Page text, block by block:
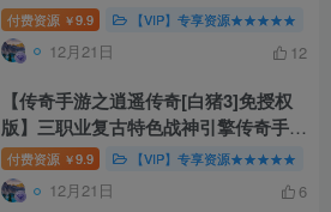
游-打包Win服务端源码视频架设教程-
新版GM多功能网页授权物品后台-GM
直冲网页后台-安卓苹果IOS双端版
本！
付费资源 ￥9.9 【VIP】专享资源★★★★★
12月21日 12
【传奇手游之逍遥传奇[白猪3]免授权
版】三职业复古特色战神引擎传奇手
游-打包Win服务端源码视频架设教程
付费资源 ￥9.9 【VIP】专享资源★★★★★
12月21日 6